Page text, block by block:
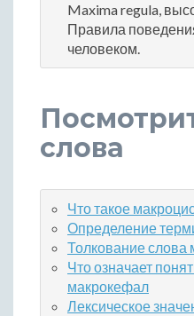
Maxima regula,
Правила
человеком.
слова
Что такое
Определение
Толкование слова
Что означает
макрокефал
Лексическое